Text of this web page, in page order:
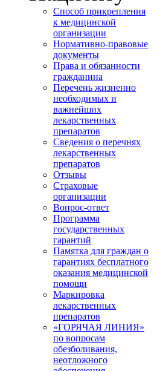
Способ прикрепления
к медицинской
организации
Нормативно-правовые
документы
Права и обязанности
гражданина
Перечень жизненно
необходимых и
важнейших
лекарственных
препаратов
Сведения о перечнях
лекарственных
препаратов
Отзывы
Страховые
организации
Вопрос-ответ
Программа
государственных
гарантий
Памятка для граждан о
гарантиях бесплатного
оказания медицинской
помощи
Маркировка
лекарственных
препаратов
«ГОРЯЧАЯ ЛИНИЯ»
по вопросам
обезболивания,
неотложного